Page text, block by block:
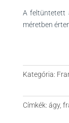
A feltüntetett
méretben
Kategória:
Címkék: ágy,